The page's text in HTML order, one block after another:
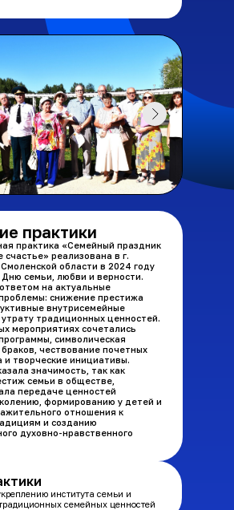
практики
практика «Семейный праздник
реализована в г.
области в 2024 году
семьи, любви и верности.
на актуальные
снижение престижа
внутрисемейные
традиционных ценностей.
мероприятиях сочетались
символическая
чествование почетных
и творческие инициативы.
значимость, так как
семьи в обществе,
передаче ценностей
формированию у детей и
отношения к
и созданию
духовно-нравственного
института семьи и
семейных ценностей